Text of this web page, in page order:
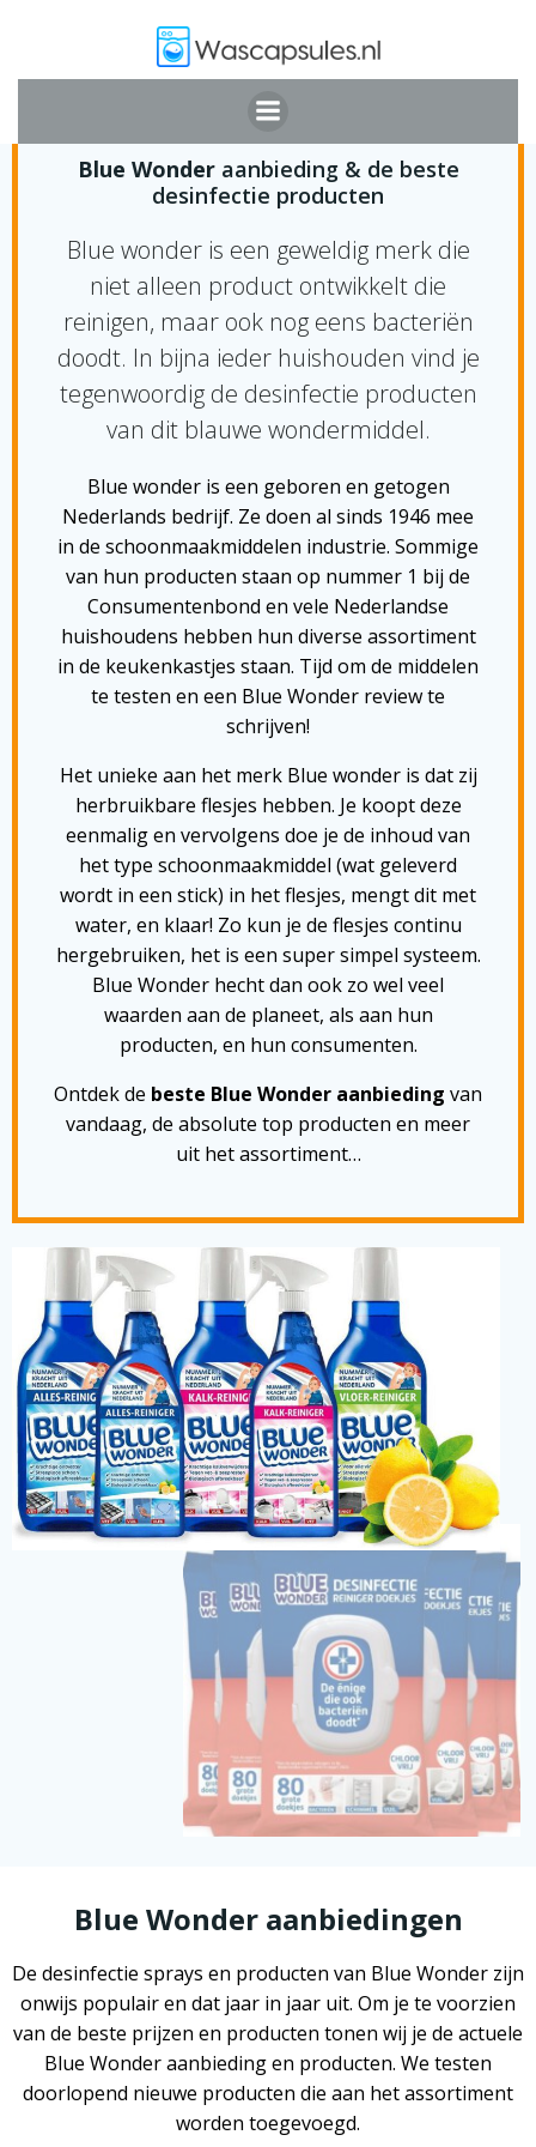
naar
de
inhoud
ONTDEK BLUE WONDER
Blue Wonderaanbieding & de beste
desinfectie producten
Blue wonder is een geweldig merk die
niet alleen product ontwikkelt die
reinigen, maar ook nog eens bacteriën
doodt. In bijna ieder huishouden vind je
tegenwoordig de desinfectie producten
van dit blauwe wondermiddel.
Blue wonder is een geboren en getogen
Nederlands bedrijf. Ze doen al sinds 1946 mee
in de schoonmaakmiddelen industrie. Sommige
van hun producten staan op nummer 1 bij de
Consumentenbond en vele Nederlandse
huishoudens hebben hun diverse assortiment
in de keukenkastjes staan. Tijd om de middelen
te testen en een Blue Wonder review te
schrijven!
Het unieke aan het merk Blue wonder is dat zij
herbruikbare flesjes hebben. Je koopt deze
eenmalig en vervolgens doe je de inhoud van
het type schoonmaakmiddel (wat geleverd
wordt in een stick) in het flesjes, mengt dit met
water, en klaar! Zo kun je de flesjes continu
hergebruiken, het is een super simpel systeem.
Blue Wonder hecht dan ook zo wel veel
waarden aan de planeet, als aan hun
producten, en hun consumenten.
Ontdek de beste Blue Wonder aanbieding van
vandaag, de absolute top producten en meer
uit het assortiment…
Blue Wonder aanbiedingen
De desinfectie sprays en producten van Blue Wonder zijn
onwijs populair en dat jaar in jaar uit. Om je te voorzien
van de beste prijzen en producten tonen wij je de actuele
Blue Wonder aanbieding en producten. We testen
doorlopend nieuwe producten die aan het assortiment
worden toegevoegd.